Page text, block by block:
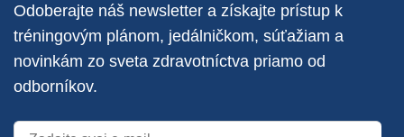
Odoberajte náš newsletter a získajte prístup k
tréningovým plánom, jedálničkom, súťažiam a
novinkám zo sveta zdravotníctva priamo od
odborníkov.